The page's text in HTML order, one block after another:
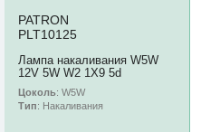
PATRON
PLT10125
Лампа накаливания W5W
12V 5W W2 1X9 5d
Цоколь: W5W
Тип: Накаливания